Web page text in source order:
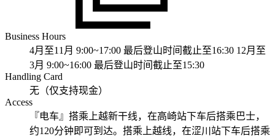
Business Hours
4月至11月 9:00~17:00 最后登山时间截止至16:30 12月至
3月 9:00~16:00 最后登山时间截止至15:30
Handling Card
无（仅支持现金）
Access
『电车』搭乘上越新干线，在高崎站下车后搭乘巴士，
约120分钟即可到达。搭乘上越线，在涩川站下车后搭乘